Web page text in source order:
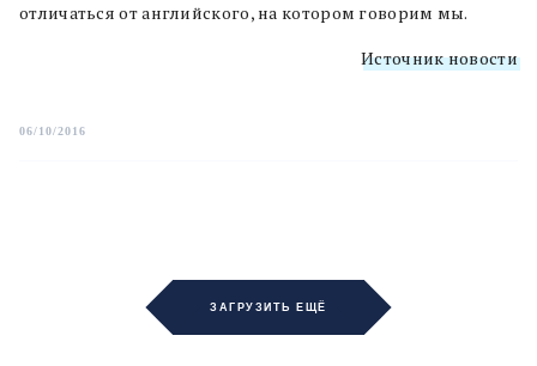
отличаться от английского, на котором говорим мы.
Источник новости
06/10/2016
ЗАГРУЗИТЬ ЕЩЁ